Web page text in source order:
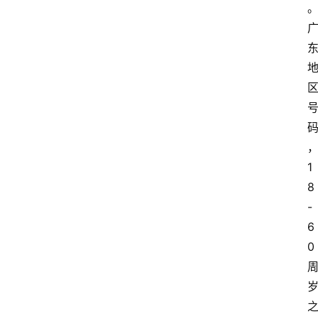
。
广
东
地
区
号
码
，
1
8
-
6
0
周
岁
之